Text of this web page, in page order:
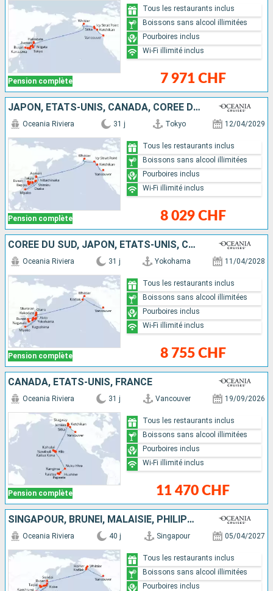
Pension complète 7 971 CHF
Tous les restaurants inclus
Boissons sans alcool illimitées
Pourboires inclus
Wi-Fi illimité inclus
JAPON, ÉTATS-UNIS, CANADA, CORÉE DU SUD
Pension complète
Oceania Riviera 31 j Tokyo 12/04/2029
8 029 CHF
Tous les restaurants inclus
Boissons sans alcool illimitées
Pourboires inclus
Wi-Fi illimité inclus
CORÉE DU SUD, JAPON, ÉTATS-UNIS, CANADA
Pension complète
Oceania Riviera 31 j Yokohama 11/04/2028
8 755 CHF
Tous les restaurants inclus
Boissons sans alcool illimitées
Pourboires inclus
Wi-Fi illimité inclus
CANADA, ÉTATS-UNIS, FRANCE
Pension complète
Oceania Riviera 31 j Vancouver 19/09/2026
11 470 CHF
Tous les restaurants inclus
Boissons sans alcool illimitées
Pourboires inclus
Wi-Fi illimité inclus
SINGAPOUR, BRUNEI, MALAISIE, PHILIPPINES, TAÏWAN, CHINE, CORÉE DU SUD, JAPON, ÉTATS-UNIS, CANADA
Oceania Riviera 40 j Singapour 05/04/2027
Tous les restaurants inclus
Boissons sans alcool illimitées
Pourboires inclus